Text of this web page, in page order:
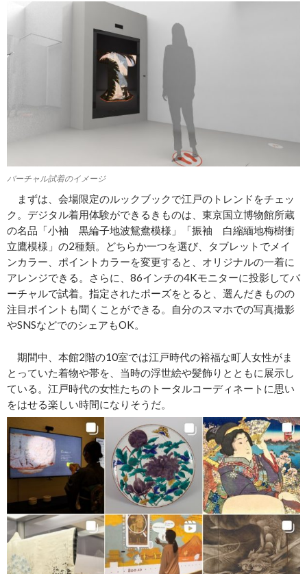
バーチャル試着のイメージ
まずは、会場限定のルックブックで江戸のトレンドをチェッ
ク。デジタル着用体験ができるきものは、東京国立博物館所蔵
の名品「小袖 黒綸子地波鴛鴦模様」「振袖 白縮緬地梅樹衝
立鷹模様」の2種類。どちらか一つを選び、タブレットでメイ
ンカラー、ポイントカラーを変更すると、オリジナルの一着に
アレンジできる。さらに、86インチの4Kモニターに投影してバ
ーチャルで試着。指定されたポーズをとると、選んだきものの
注目ポイントも聞くことができる。自分のスマホでの写真撮影
やSNSなどでのシェアもOK。
期間中、本館2階の10室では江戸時代の裕福な町人女性がま
とっていた着物や帯を、当時の浮世絵や髪飾りとともに展示し
ている。江戸時代の女性たちのトータルコーディネートに思い
をはせる楽しい時間になりそうだ。